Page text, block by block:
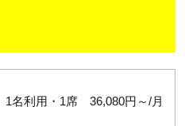
名利用・1席 36,080円～/月